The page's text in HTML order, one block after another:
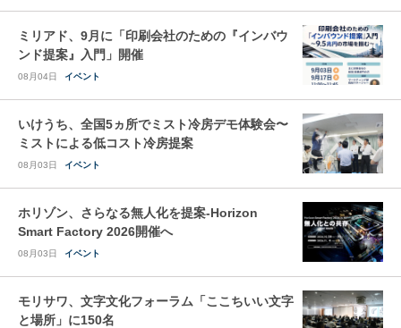
ミリアド、9月に「印刷会社のための『インバウ
ンド提案』入門」開催
08月04日 イベント
いけうち、全国5ヵ所でミスト冷房デモ体験会〜
ミストによる低コスト冷房提案
08月03日 イベント
ホリゾン、さらなる無人化を提案-Horizon
Smart Factory 2026開催へ
08月03日 イベント
モリサワ、文字文化フォーラム「ここちいい文字
と場所」に150名